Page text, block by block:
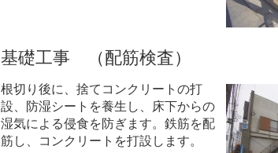
基礎工事 （配筋検査）
根切り後に、捨てコンクリートの打
設、防湿シートを養生し、床下からの
湿気による侵食を防ぎます。鉄筋を配
筋し、コンクリートを打設します。